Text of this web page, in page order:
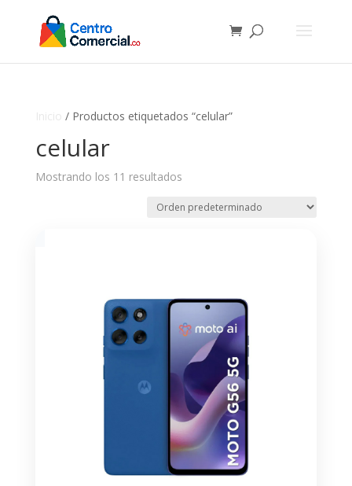
/ Productos etiquetados “celular”
celular
Mostrando los 11 resultados